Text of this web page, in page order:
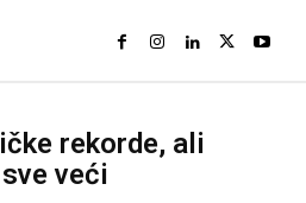
rekorde, ali
veći